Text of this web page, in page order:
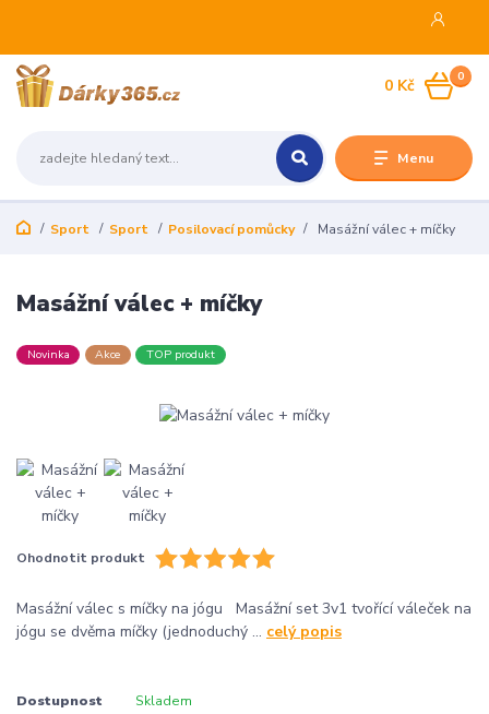
Menu
0
0 Kč
Sport Sport Posilovací pomůcky Masážní válec + míčky
Masážní válec + míčky
Novinka Akce TOP produkt
Ohodnotit produkt
Masážní válec s míčky na jógu Masážní set 3v1 tvořící váleček na
jógu se dvěma míčky (jednoduchý ... celý popis
Dostupnost Skladem